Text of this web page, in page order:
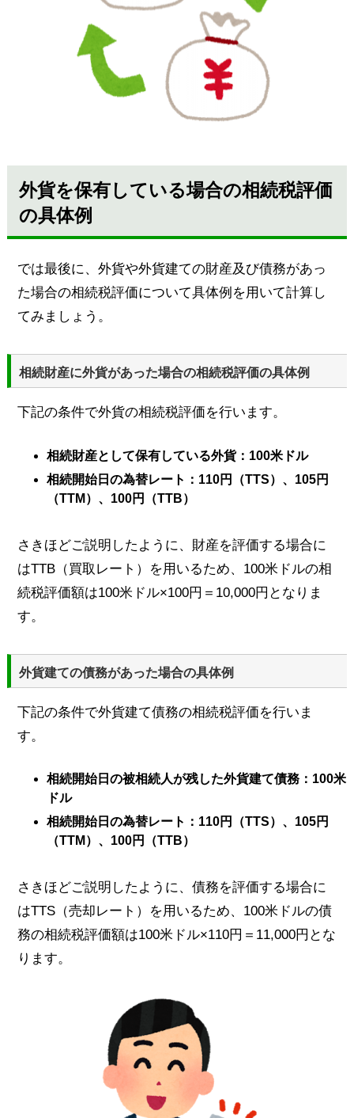
外貨を保有している場合の相続税評価
の具体例
では最後に、外貨や外貨建ての財産及び債務があっ
た場合の相続税評価について具体例を用いて計算し
てみましょう。
相続財産に外貨があった場合の相続税評価の具体例
下記の条件で外貨の相続税評価を行います。
相続財産として保有している外貨：100米ドル
相続開始日の為替レート：110円（TTS）、105円
（TTM）、100円（TTB）
さきほどご説明したように、財産を評価する場合に
はTTB（買取レート）を用いるため、100米ドルの相
続税評価額は100米ドル×100円＝10,000円となりま
す。
外貨建ての債務があった場合の具体例
下記の条件で外貨建て債務の相続税評価を行いま
す。
相続開始日の被相続人が残した外貨建て債務：100米
ドル
相続開始日の為替レート：110円（TTS）、105円
（TTM）、100円（TTB）
さきほどご説明したように、債務を評価する場合に
はTTS（売却レート）を用いるため、100米ドルの債
務の相続税評価額は100米ドル×110円＝11,000円とな
ります。